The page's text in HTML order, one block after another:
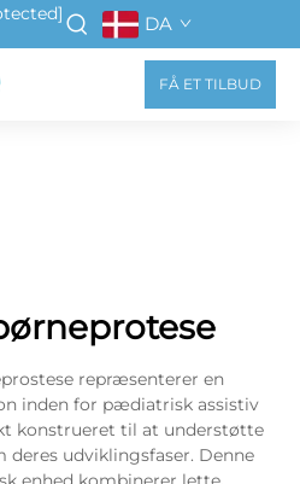
DA
FÅ ET TILBUD
repræsenterer en
inden for pædiatrisk assistiv
konstrueret til at understøtte
deres udviklingsfaser. Denne